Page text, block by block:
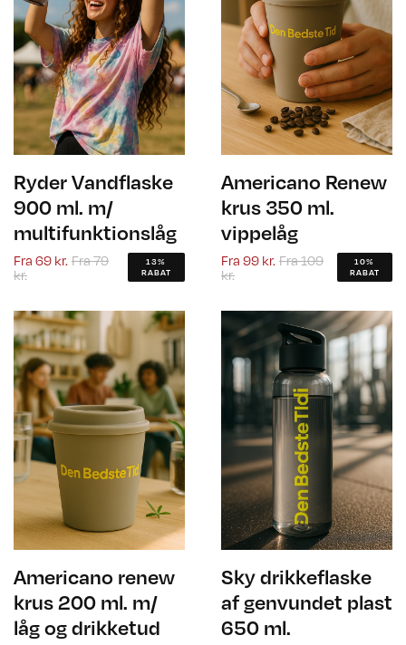
Ryder Vandflaske
900 ml. m/
multifunktionslåg
Fra 69 kr. Fra79
kr.
13%
RABAT
Americano Renew
krus 350 ml.
vippelåg
Fra 99 kr. Fra109
kr.
10%
RABAT
Americano renew
krus 200 ml. m/
låg og drikketud
Sky drikkeflaske
af genvundet plast
650 ml.